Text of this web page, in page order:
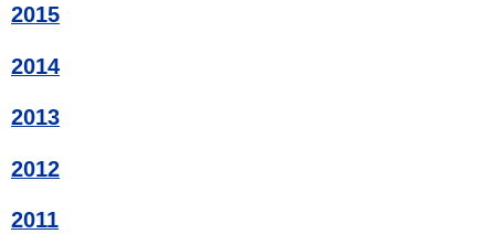
2015
2014
2013
2012
2011